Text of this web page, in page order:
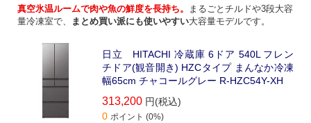
真空氷温ルームで肉や魚の鮮度を長持ち。
まるごとチルドや3段大容
量冷凍室で、
まとめ買い派にも使いやすい大容量モデルです。
日立 HITACHI 冷蔵庫 6ドア 540L フレン
チドア(観音開き) HZCタイプ まんなか冷凍
幅65cm チャコールグレー R-HZC54Y-XH
313,200 円(税込)
0 ポイント (0%)